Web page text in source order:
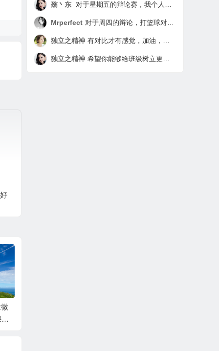
殇丶东 对于星期五的辩论赛，我个人实际上认为是无意义的。因为打篮球的影响是绝对的，不可去除的，有好有坏，要看打球的人本身有没有自制力。对于没有自制力的同学来说打球基本是无节制的，因为打球可以使人身心放松，让学习上的烦恼在打球中驱散。但为了这种快感而无节制的打球是利大于弊的。对于那些有自制力且极强的同学来说，简直就是娱乐项目，做完该做的任务就去打打，从而达到一箭双雕，两全其美。所以这次辩论赛我认为题目的根本就有错误，应该改为“有自制力对于打球有关系吗？” 还有就是我绝对认为我是实验班学生，我先不管谁不承认实验班，反正我就是，我就是要做到实验班该做的比平行班还要强的任务，因为我是实验班的学生。
Mrperfect 对于周四的辩论，打篮球对学习是否有影响，我觉得应该辩的是打篮球对于学习利大于弊还是弊大于利。我个人处于中立，因为这取决于个人。打篮球对学习是利大于弊还是弊大于利要看打篮球的人是怎么打的，如果这个人打篮球与学习时间分配有序，学习时间为主，打篮球为辅，那么就是利大于弊，这样不仅强身健体，学习也会更有精神。如果这个人打篮球没有节制，打篮球时间过多，就连上课都在想篮球，那么就是弊大于利。这样下去不仅学习没状态，对身体也不好，会过度劳累，这对学习与身体都不利。所以打篮球对学习利大于弊还是弊大于利取决于个人。 这次辩论也看出了我们班同学的秩序，在别人辩论时没有倾听的习惯，我们应该牢记：倾听是一种习惯。这次辩论也看出了同学们逻辑思维能力不足，不少同学在乱辩。而李碧馨无疑是这次辩论的亮点，她以一敌众，并且牢牢抓住对自己有利的论点力压群雄，实在是厉害。 实验班，这是我们七年级入校时就有的标签，我们2班入学以来学习成绩就一直领先，但是表现却不及一班，有些同学还向其他差生看齐，渐渐的我们纪律不好，成绩也逐渐被赶上，由原来的各科遥遥领先，到现在只有一部分科目超过其他班。 作为班长，我们同学的表现我都看在眼里，与平行班的同学比起来，我们班大部分同学都在重点班。但是，有少部分同学，向平行班的狐朋狗友看齐。我们不反对大家玩在一起，但希望我们班的同学要做到不同流合污。上课听不懂，那也得听，许多同学现在学习不好是因为以前基础没打好，那么你就更应该少玩，外科下花更多的时间去把以前的漏洞补起来。 我们班的那几位同学，每天上课都迟到，这点实在让我不能理解，你们下课不去上厕所，等到上课铃打了，就结伴去上厕所你不过是少听了2分钟的课，但当你回来时老师说你时你却浪费了40多人的2分钟，你浪费同学的了80多分钟。做这种事的人我非常看不起，就如同你故意跟老师反着干，你是觉得这样非常有面子吗？同学啊，你殊不知你这么做非常丢人。 我们是实验班的孩子，但我们却没有实验班孩子的品质与习惯，难道上课下课时摆一摆桌子，捡一下桌子周围的垃圾有这么难吗？就算不是你丢的垃圾，作为班里的一份子你帮忙捡一下很难吗？ 我们是实验班，我们的同学也是品学兼优的学生，一定是的，一定会是的！ ——802 罗权
独立之精神 有对比才有感觉，加油，相信你一定可以树立更好的榜样作用的
独立之精神 希望你能够给班级树立更积极的形象，加油